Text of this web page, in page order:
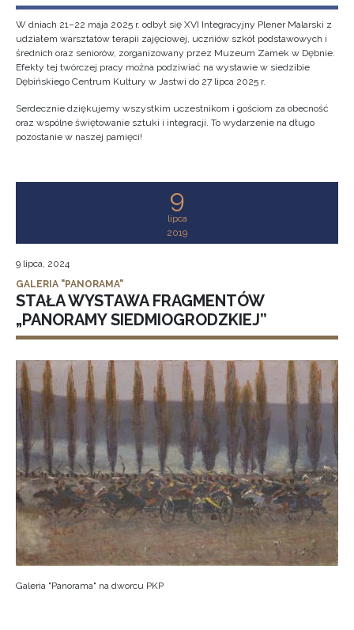
W dniach 21–22 maja 2025 r. odbył się XVI Integracyjny Plener Malarski z
udziałem warsztatów terapii zajęciowej, uczniów szkół podstawowych i
średnich oraz seniorów, zorganizowany przez Muzeum Zamek w Dębnie.
Efekty tej twórczej pracy można podziwiać na wystawie w siedzibie
Dębińskiego Centrum Kultury w Jastwi do 27 lipca 2025 r.
Serdecznie dziękujemy wszystkim uczestnikom i gościom za obecność
oraz wspólne świętowanie sztuki i integracji. To wydarzenie na długo
pozostanie w naszej pamięci!
9
lipca
2019
9 lipca, 2024
GALERIA "PANORAMA"
STAŁA WYSTAWA FRAGMENTÓW
„PANORAMY SIEDMIOGRODZKIEJ”
Galeria "Panorama" na dworcu PKP